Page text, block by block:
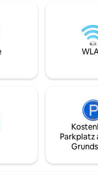
„Willkommen im
• 15 Minuten zu
Premium Outlets].
Parkplatz